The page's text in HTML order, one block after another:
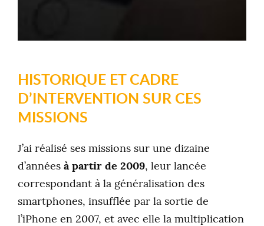
HISTORIQUE ET CADRE
D’INTERVENTION SUR CES
MISSIONS
J’ai réalisé ses missions sur une dizaine
d’annéesà partir de 2009, leur lancée
correspondant à la généralisation des
smartphones, insufflée par la sortie de
l’iPhone en 2007, et avec elle la multiplication